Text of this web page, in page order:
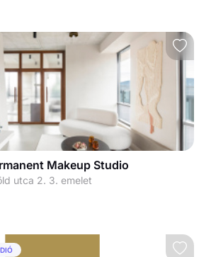
Makeup Studio
utca 2. 3. emelet